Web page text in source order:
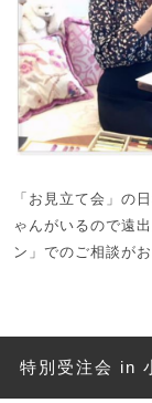
「お見立て会」の
ゃんがいるので遠
ン」でのご相談が
特別受注会 in